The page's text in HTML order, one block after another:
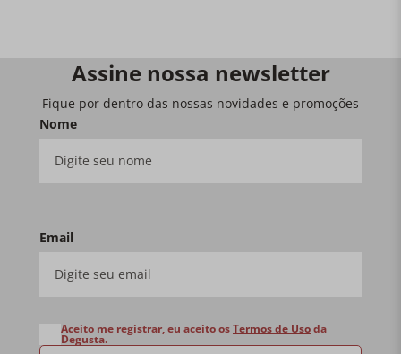
Assine nossa newsletter
Fique por dentro das nossas novidades e promoções
Nome
Email
Aceito me registrar, eu aceito osTermos de Usoda
Degusta.